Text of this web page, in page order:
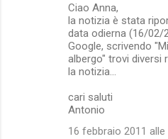
Ciao Anna,
la notizia è stata
data odierna (16/02/
Google, scrivendo
albergo" trovi diversi
la notizia...
cari saluti
Antonio
16 febbraio 2011 alle